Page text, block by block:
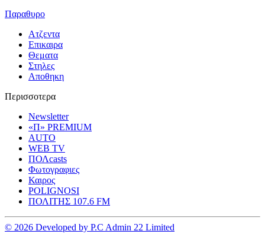
Παραθυρο
Ατζεντα
Επικαιρα
Θεματα
Στηλες
Αποθηκη
Περισσοτερα
Newsletter
«Π» PREMIUM
AUTO
WEB TV
ΠΟΛcasts
Φωτογραφιες
Καιρος
POLIGNOSI
ΠΟΛΙΤΗΣ 107.6 FM
© 2026 Developed by P.C Admin 22 Limited